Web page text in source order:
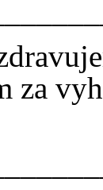
za